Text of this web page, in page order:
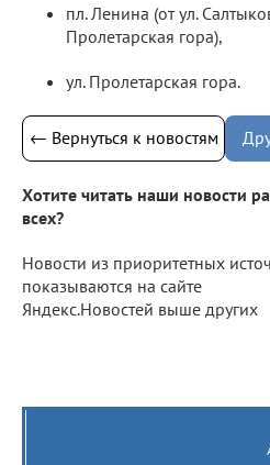
пл. Ленина (от ул.
Пролетарская гора),
ул. Пролетарская гора.
← Вернуться к новостям
Хотите читать наши новости
всех?
Новости из приоритетных
показываются на сайте
Яндекс.Новостей выше других